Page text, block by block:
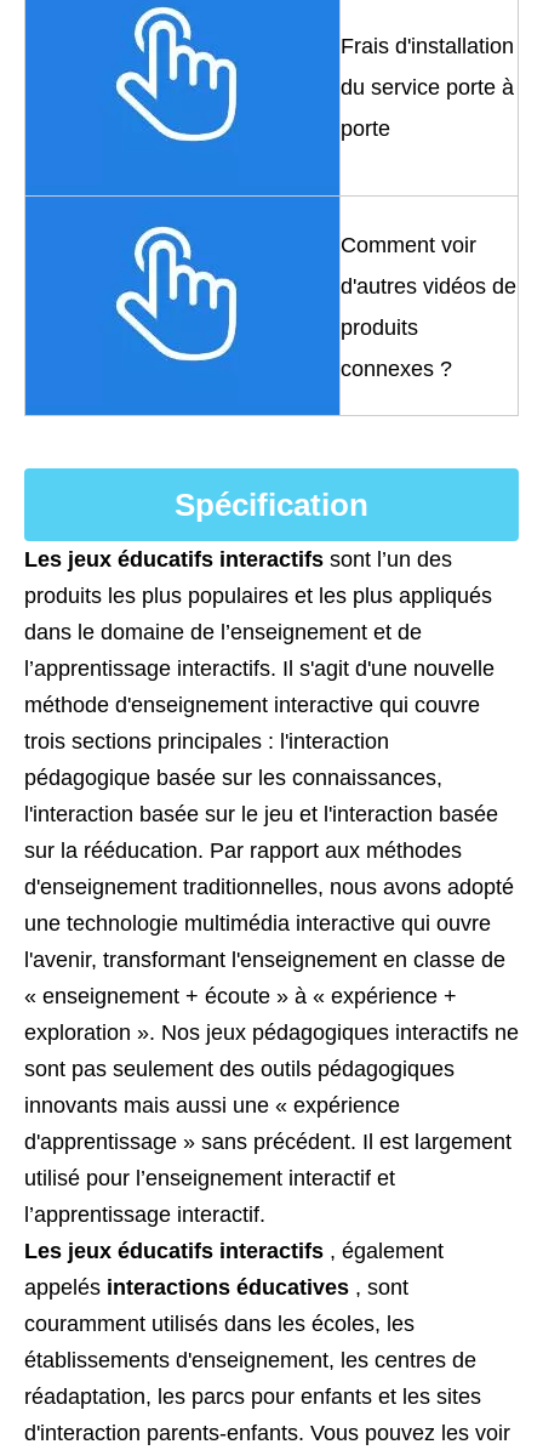
Frais d'installation
du service porte à
porte
Comment voir
d'autres vidéos de
produits
connexes ?
Spécification
Les jeux éducatifs interactifs sont l’un des
produits les plus populaires et les plus appliqués
dans le domaine de l’enseignement et de
l’apprentissage interactifs. Il s'agit d'une nouvelle
méthode d'enseignement interactive qui couvre
trois sections principales : l'interaction
pédagogique basée sur les connaissances,
l'interaction basée sur le jeu et l'interaction basée
sur la rééducation. Par rapport aux méthodes
d'enseignement traditionnelles, nous avons adopté
une technologie multimédia interactive qui ouvre
l'avenir, transformant l'enseignement en classe de
« enseignement + écoute » à « expérience +
exploration ». Nos jeux pédagogiques interactifs ne
sont pas seulement des outils pédagogiques
innovants mais aussi une « expérience
d'apprentissage » sans précédent. Il est largement
utilisé pour l’enseignement interactif et
l’apprentissage interactif.
Les jeux éducatifs interactifs , également
appelés interactions éducatives , sont
couramment utilisés dans les écoles, les
établissements d'enseignement, les centres de
réadaptation, les parcs pour enfants et les sites
d'interaction parents-enfants. Vous pouvez les voir